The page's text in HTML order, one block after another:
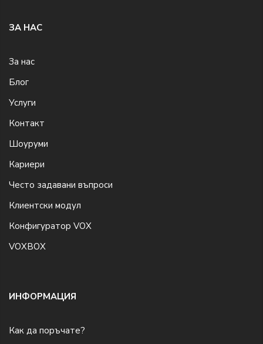
ЗА НАС
За нас
Блог
Услуги
Контакт
Шоуруми
Кариери
Често задавани въпроси
Клиентски модул
Конфигуратор VOX
VOXBOX
ИНФОРМАЦИЯ
Как да поръчате?